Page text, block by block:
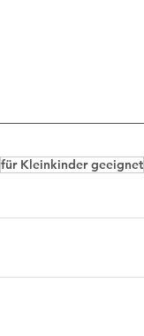
für Kleinkinder geeignet